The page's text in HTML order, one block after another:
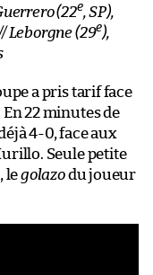
(22e, SP),
Leborgne (29e),
a pris tarif face
22 minutes de
4-0, face aux
Seule petite
legolazodu joueur